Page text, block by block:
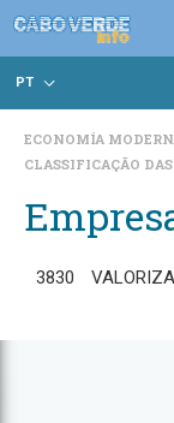
PT
ECONOMÍA
CLASSIFICAÇÃO
3830